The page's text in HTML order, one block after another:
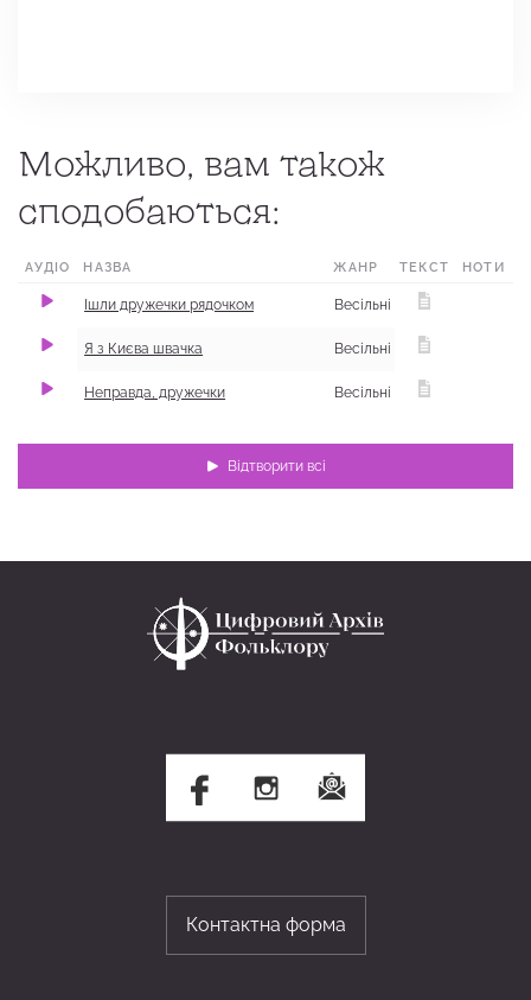
Можливо, вам також
сподобаються:
АУДІО НАЗВА ЖАНР МІСЦЕ
ТЕКСТ НОТИ
Ішли дружечки рядочком Весільні
Я з Києва швачка Весільні
Неправда, дружечки Весільні
Відтворити всі
Контактна форма